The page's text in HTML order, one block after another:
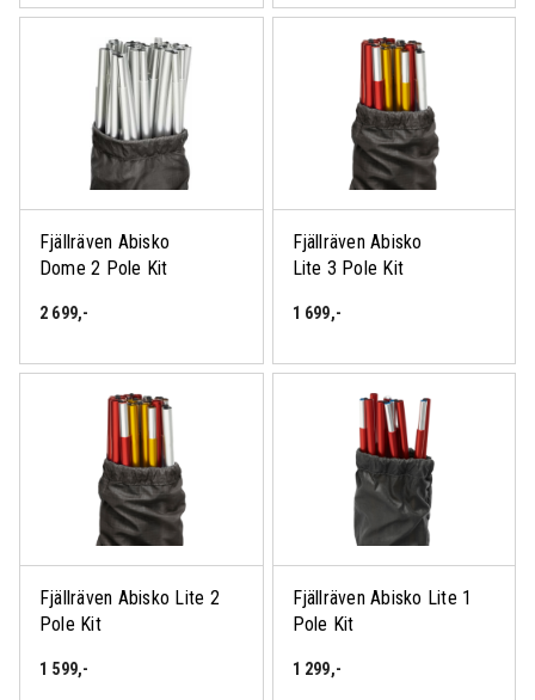
Fjällräven Abisko
Dome 2 Pole Kit
2 699,-
Fjällräven Abisko
Lite 3 Pole Kit
1 699,-
Fjällräven Abisko Lite 2
Pole Kit
1 599,-
Fjällräven Abisko Lite 1
Pole Kit
1 299,-